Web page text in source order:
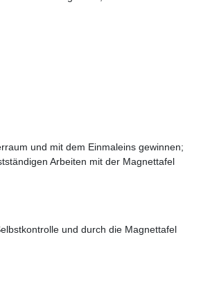
und mit dem Einmaleins gewinnen;
Arbeiten mit der Magnettafel
und durch die Magnettafel